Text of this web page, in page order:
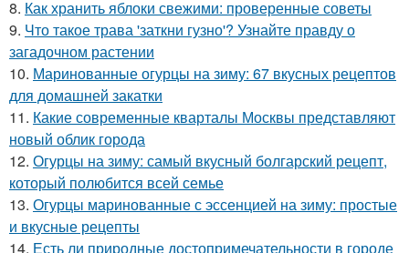
8. Как хранить яблоки свежими: проверенные советы
9. Что такое трава 'заткни гузно'? Узнайте правду о
загадочном растении
10. Маринованные огурцы на зиму: 67 вкусных рецептов
для домашней закатки
11. Какие современные кварталы Москвы представляют
новый облик города
12. Огурцы на зиму: самый вкусный болгарский рецепт,
который полюбится всей семье
13. Огурцы маринованные с эссенцией на зиму: простые
и вкусные рецепты
14. Есть ли природные достопримечательности в городе